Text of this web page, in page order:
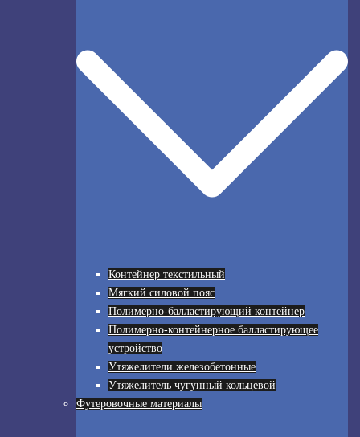
Контейнер текстильный
Мягкий силовой пояс
Полимерно-балластирующий контейнер
Полимерно-контейнерное балластирующее
устройство
Утяжелители железобетонные
Утяжелитель чугунный кольцевой
Футеровочные материалы